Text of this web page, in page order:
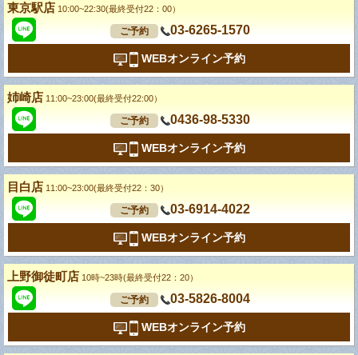
東京駅店 10:00~22:30(最終受付22：00）
ご予約 03-6265-1570
WEBオンライン予約
姉崎店 11:00~23:00(最終受付22:00）
ご予約 0436-98-5330
WEBオンライン予約
目白店 11:00~23:00(最終受付22：30）
ご予約 03-6914-4022
WEBオンライン予約
上野御徒町店 10時~23時(最終受付22：20）
ご予約 03-5826-8004
WEBオンライン予約